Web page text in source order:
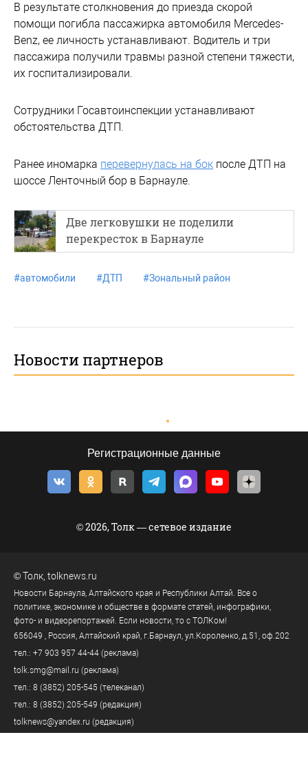
В результате столкновения до приезда скорой
помощи погибла пассажирка автомобиля Mercedes-
Benz, ее личность устанавливают. Водитель и три
пассажира получили травмы разной степени тяжести,
их госпитализировали.
Сотрудники Госавтоинспекции устанавливают
обстоятельства ДТП.
Ранее иномарка перевернулась на бок после ДТП на
шоссе Ленточный бор в Барнауле.
Две легковушки не поделили
перекресток в Барнауле
#автомобили #ДТП #Зональный район
Новости партнеров
Регистрационные данные
© 2026, Толк — сетевое издание
©Толк tolknews.ru
Новости Барнаула, Алтайского края и Республики Алтай. Все о
политике, экономике и обществе в формате статей, инфографики,
фото- и видеорепортажей. Если новости, то с ТОЛКом!
656049 , Россия, Алтайский край, г.Барнаул, ул.Короленко, д.51, оф.202
тел.: +7 903 957 44-44 (реклама)
tolk.smg@mail.ru (реклама)
тел.: 8 (3852) 205-545 (телеканал)
тел.: 8 (3852) 205-549 (редакция)
tolknews@yandex.ru (редакция)